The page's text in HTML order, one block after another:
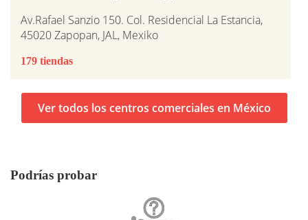
Av.Rafael Sanzio 150. Col. Residencial La Estancia,
45020 Zapopan, JAL, Mexiko
179 tiendas
Ver todos los centros comerciales en México
Podrías probar